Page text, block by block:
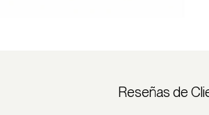
Reseñas de